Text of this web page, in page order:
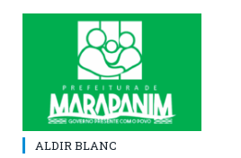
ALDIR BLANC